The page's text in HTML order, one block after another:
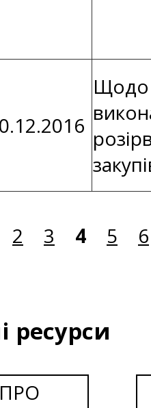
Щодо
2 3 4 5 6
ресурси